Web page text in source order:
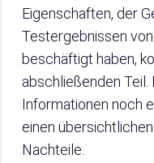
Eigenschaften, der
Testergebnissen
beschäftigt haben,
abschließenden
Informationen noch
einen
Nachteile.